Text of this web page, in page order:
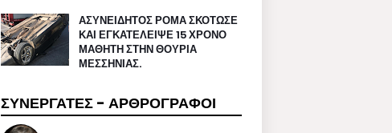
ΑΣΥΝΕΙΔΗΤΟΣ ΡΟΜΑ ΣΚΟΤΩΣΕ
ΚΑΙ ΕΓΚΑΤΕΛΕΙΨΕ 15 ΧΡΟΝΟ
ΜΑΘΗΤΗ ΣΤΗΝ ΘΟΥΡΙΑ
ΜΕΣΣΗΝΙΑΣ.
ΣΥΝΕΡΓΑΤΕΣ - ΑΡΘΡΟΓΡΑΦΟΙ